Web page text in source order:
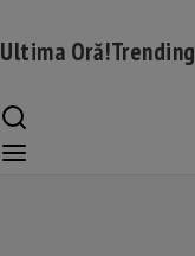
Ultima Oră!Trending